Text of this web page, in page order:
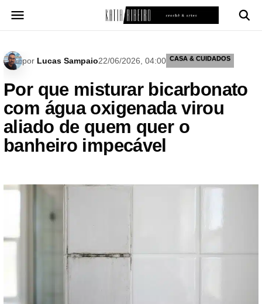
para
por Lucas Sampaio22/06/2026, 04:00 CASA & CUIDADOS
Por que misturar bicarbonato
com água oxigenada virou
aliado de quem quer o
banheiro impecável